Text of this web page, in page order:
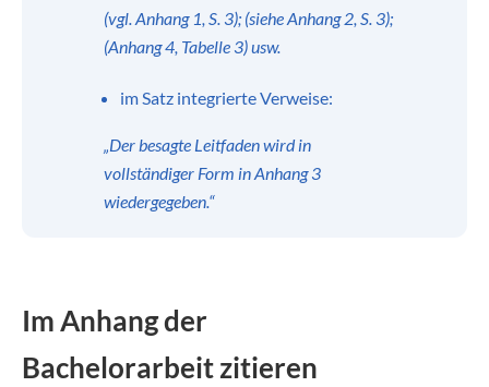
(vgl. Anhang 1, S. 3); (siehe Anhang 2, S. 3);
(Anhang 4, Tabelle 3) usw.
im Satz integrierte Verweise:
„Der besagte Leitfaden wird in
vollständiger Form in Anhang 3
wiedergegeben.“
Im Anhang der
Bachelorarbeit zitieren